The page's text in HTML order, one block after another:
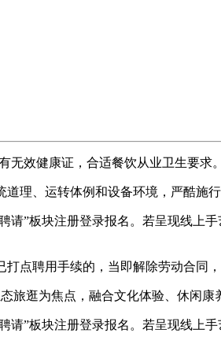
效健康证，合适餐饮从业卫生要求。
、运转体例和设备环境，严酷施行
板块注册登录报名。若呈现线上手
聘用手续的，当即解除劳动合同，
逛为焦点，融合文化体验、休闲康
板块注册登录报名。若呈现线上手